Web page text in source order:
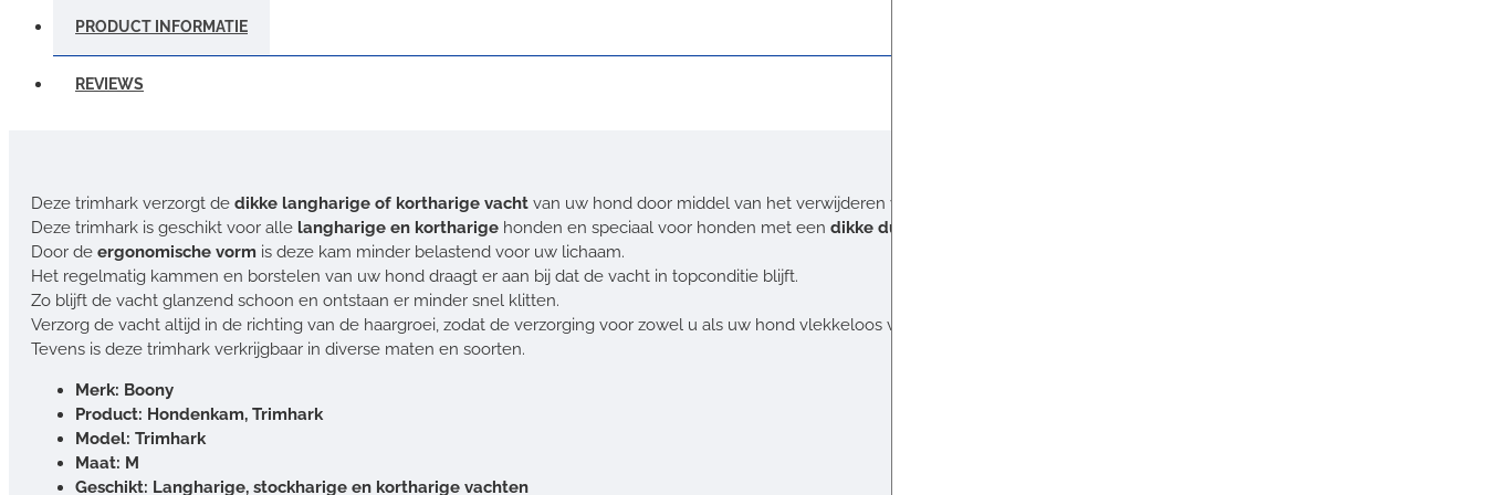
PRODUCT INFORMATIE
REVIEWS
Deze trimhark verzorgt de dikke langharige of kortharige vacht van uw hond door middel van het verwijderen van losse en dode haren uit zowel de onder- als de bovenvacht.
Deze trimhark is geschikt voor alle langharige en kortharige honden en speciaal voor honden met een dikke dubbele vacht
Door de ergonomische vorm is deze kam minder belastend voor uw lichaam.
Het regelmatig kammen en borstelen van uw hond draagt er aan bij dat de vacht in topconditie blijft.
Zo blijft de vacht glanzend schoon en ontstaan er minder snel klitten.
Verzorg de vacht altijd in de richting van de haargroei, zodat de verzorging voor zowel u als uw hond vlekkeloos verloopt.
Tevens is deze trimhark verkrijgbaar in diverse maten en soorten.
Merk: Boony
Product: Hondenkam, Trimhark
Model: Trimhark
Maat: M
Geschikt: Langharige, stockharige en kortharige vachten